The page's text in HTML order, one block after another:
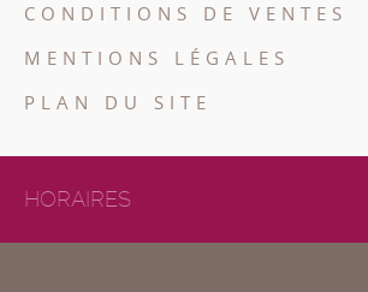
CONDITIONS DE VENTES
MENTIONS LÉGALES
PLAN DU SITE
HORAIRES